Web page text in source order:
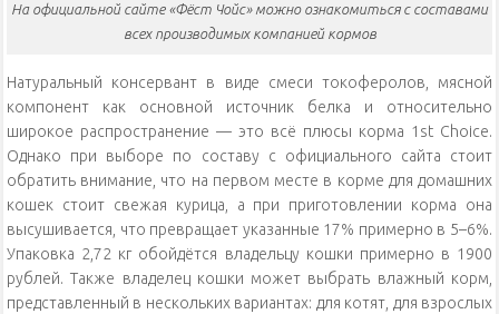
На официальной сайте «Фёст Чойс» можно ознакомиться с составами
всех производимых компанией кормов
Натуральный консервант в виде смеси токоферолов, мясной
компонент как основной источник белка и относительно
широкое распространение — это всё плюсы корма 1st Choice.
Однако при выборе по составу с официального сайта стоит
обратить внимание, что на первом месте в корме для домашних
кошек стоит свежая курица, а при приготовлении корма она
высушивается, что превращает указанные 17% примерно в 5–6%.
Упаковка 2,72 кг обойдётся владельцу кошки примерно в 1900
рублей. Также владелец кошки может выбрать влажный корм,
представленный в нескольких вариантах: для котят, для взрослых